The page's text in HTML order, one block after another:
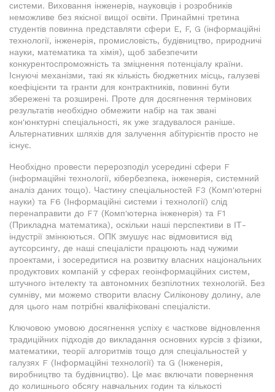
системи. Виховання інженерів, науковців і розробників
неможливе без якісної вищої освіти. Принаймні третина
студентів повинна представляти сфери E, F, G (інформаційні
технології, інженерія, промисловість, будівництво, природничі
науки, математика та хімія), щоб забезпечити
конкурентоспроможність та зміцнення потенціалу країни.
Існуючі механізми, такі як кількість бюджетних місць, галузеві
коефіцієнти та гранти для контрактників, повинні бути
збережені та розширені. Проте для досягнення термінових
результатів необхідно обмежити набір на так звані
кон'юнктурні спеціальності, як уже згадувалося раніше.
Альтернативних шляхів для залучення абітурієнтів просто не
існує.
Необхідно провести перерозподіл усередині сфери F
(інформаційні технології, кібербезпека, інженерія, системний
аналіз даних тощо). Частину спеціальностей F3 (Комп'ютерні
науки) та F6 (Інформаційні системи і технології) слід
перенаправити до F7 (Комп'ютерна інженерія) та F1
(Прикладна математика), оскільки наші перспективи в ІТ-
індустрії змінюються. ОПК змушує нас відмовитися від
аутсорсингу, де наші спеціалісти працюють над чужими
проектами, і зосередитися на розвитку власних національних
продуктових компаній у сферах геоінформаційних систем,
штучного інтелекту та автономних безпілотних технологій. Без
сумніву, ми можемо створити власну Силіконову долину, але
для цього нам потрібні кваліфіковані спеціалісти.
Ключовою умовою досягнення успіху є часткове відновлення
традиційних підходів до викладання основних курсів з фізики,
математики, теорії алгоритмів тощо для спеціальностей у
галузях F (Інформаційні технології) та G (Інженерія,
виробництво та будівництво). Це має включати повернення
до колишнього обсягу навчальних годин та кількості